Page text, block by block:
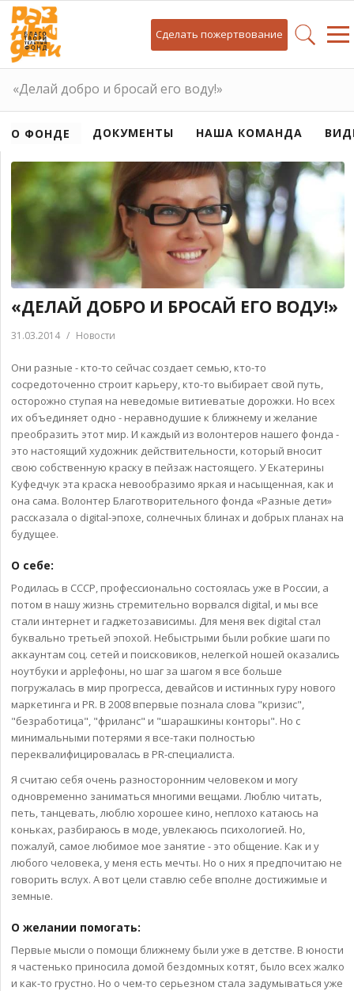
Сделать пожертвование
«Делай добро и бросай его воду!»
О ФОНДЕ ДОКУМЕНТЫ НАША КОМАНДА
«ДЕЛАЙ ДОБРО И БРОСАЙ ЕГО ВОДУ!»
31.03.2014 / Новости
Они разные - кто-то сейчас создает семью, кто-то
сосредоточенно строит карьеру, кто-то выбирает свой путь,
осторожно ступая на неведомые витиеватые дорожки. Но всех
их объединяет одно - неравнодушие к ближнему и желание
преобразить этот мир. И каждый из волонтеров нашего фонда -
это настоящий художник действительности, который вносит
свою собственную краску в пейзаж настоящего. У Екатерины
Куфедчук эта краска невообразимо яркая и насыщенная, как и
она сама. Волонтер Благотворительного фонда «Разные дети»
рассказала о digital-эпохе, солнечных блинах и добрых планах на
будущее.
О себе:
Родилась в СССР, профессионально состоялась уже в России, а
потом в нашу жизнь стремительно ворвался digital, и мы все
стали интернет и гаджетозависимы. Для меня век digital стал
буквально третьей эпохой. Небыстрыми были робкие шаги по
аккаунтам соц. сетей и поисковиков, нелегкой ношей оказались
ноутбуки и appleфоны, но шаг за шагом я все больше
погружалась в мир прогресса, девайсов и истинных гуру нового
маркетинга и PR. В 2008 впервые познала слова "кризис",
"безработица", "фриланс" и "шарашкины конторы". Но с
минимальными потерями я все-таки полностью
переквалифицировалась в PR-специалиста.
Я считаю себя очень разносторонним человеком и могу
одновременно заниматься многими вещами. Люблю читать,
петь, танцевать, люблю хорошее кино, неплохо катаюсь на
коньках, разбираюсь в моде, увлекаюсь психологией. Но,
пожалуй, самое любимое мое занятие - это общение. Как и у
любого человека, у меня есть мечты. Но о них я предпочитаю не
говорить вслух. А вот цели ставлю себе вполне достижимые и
земные.
О желании помогать:
Первые мысли о помощи ближнему были уже в детстве. В юности
я частенько приносила домой бездомных котят, было всех жалко
и как-то грустно. Но о чем-то серьезном стала задумываться уже